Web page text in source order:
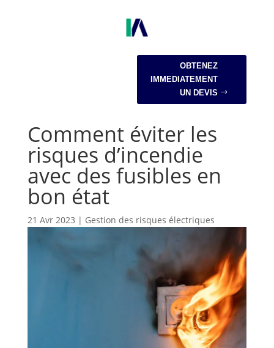
OBTENEZ
IMMEDIATEMENT
UN DEVIS
Comment éviter les
risques d’incendie
avec des fusibles en
bon état
21 Avr 2023 | Gestion des risques électriques